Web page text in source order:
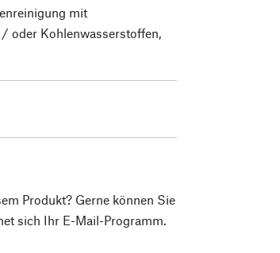
mit
oder Kohlenwasserstoffen,
Produkt? Gerne können Sie
sich Ihr E-Mail-Programm.